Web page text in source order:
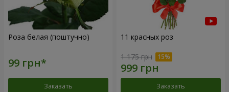
Роза белая (поштучно)
Заказать
11 красных роз
1 175 грн
Заказать